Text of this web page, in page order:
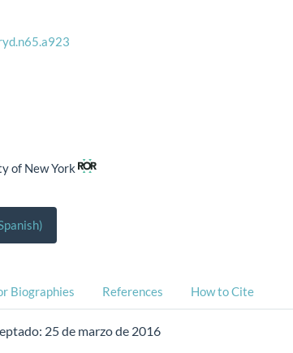
of New York
Biographies References How to Cite
25 de marzo de 2016